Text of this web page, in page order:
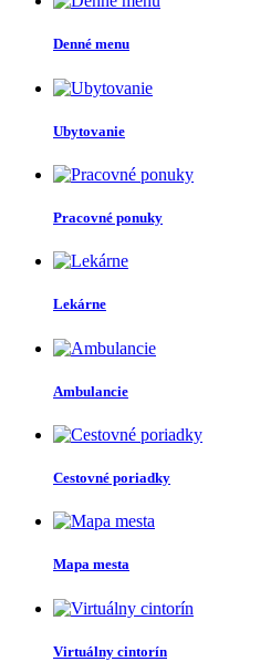
Denné menu
Ubytovanie
Pracovné ponuky
Lekárne
Ambulancie
Cestovné poriadky
Mapa mesta
Virtuálny cintorín